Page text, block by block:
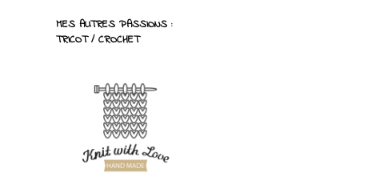
MES AUTRES PASSIONS :
TRICOT / CROCHET